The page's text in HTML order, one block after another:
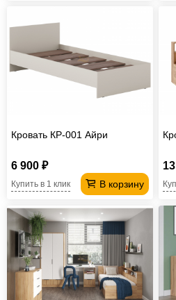
Кровать КР-001 Айри
6 900 ₽
В корзину
Купить в 1 клик